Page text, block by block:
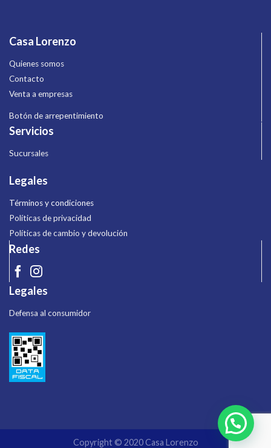
Casa Lorenzo
Quienes somos
Contacto
Venta a empresas
Botón de arrepentimiento
Servicios
Sucursales
Legales
Términos y condiciones
Políticas de privacidad
Políticas de cambio y devolución
Redes
Legales
Defensa al consumidor
Copyright © 2020 Casa Lorenzo